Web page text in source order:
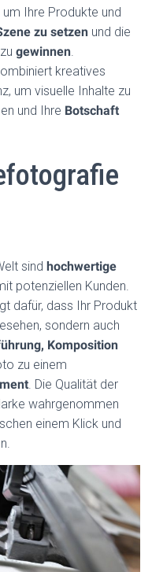
A
E
Ihre Produkte und
zu setzen und die
gewinnen.
kreatives
um visuelle Inhalte zu
und Ihre Botschaft
sind hochwertige
potenziellen Kunden.
dafür, dass Ihr Produkt
sondern auch
Komposition
zu einem
. Die Qualität der
wahrgenommen
einem Klick und